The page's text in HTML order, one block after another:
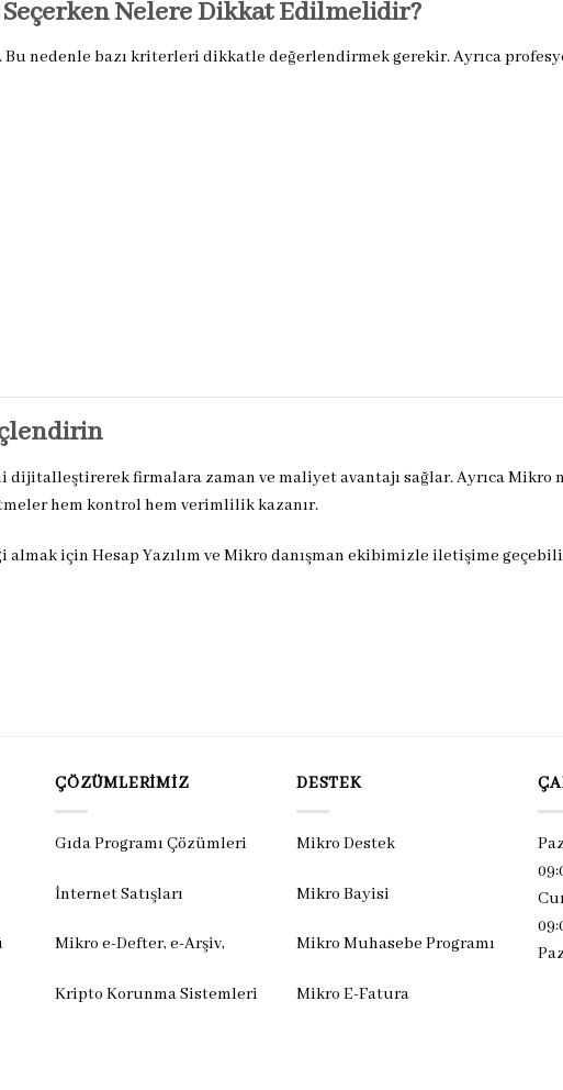
Nelere Dikkat Edilmelidir?
Bu nedenle bazı kriterleri dikkatle değerlendirmek gerekir. Ayrıca
firmalara zaman ve maliyet avantajı sağlar. Ayrıca Mikro
hem kontrol hem verimlilik kazanır.
almak için Hesap Yazılım ve Mikro danışman ekibimizle iletişime
ÇÖZÜMLERIMIZ
Gıda Programı Çözümleri
İnternet Satışları
Mikro e-Defter, e-Arşiv,
Kripto Korunma Sistemleri
DESTEK
Mikro Destek
Mikro Bayisi
Mikro Muhasebe Programı
Mikro E-Fatura